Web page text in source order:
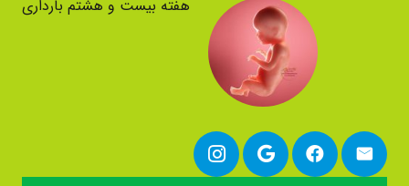
هفته بیست و هشتم بارداری